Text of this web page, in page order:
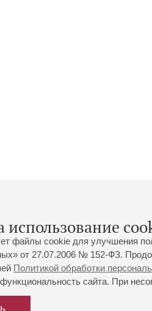
использование
файлы cookie для улучшения
от 27.07.2006 № 152-ФЗ.
Политикой обработки
сайта. При